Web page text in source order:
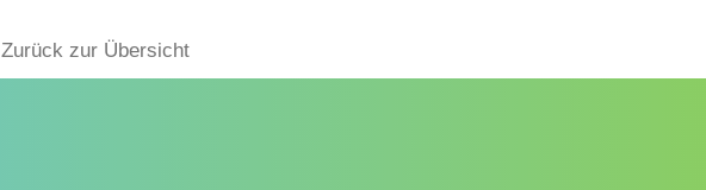
Zurück zur Übersicht